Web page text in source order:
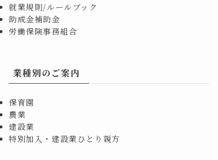
就業規則/ルールブック
助成金補助金
労働保険事務組合
業種別のご案内
保育園
農業
建設業
特別加入・建設業ひとり親方